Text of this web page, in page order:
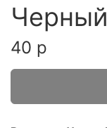
40 р